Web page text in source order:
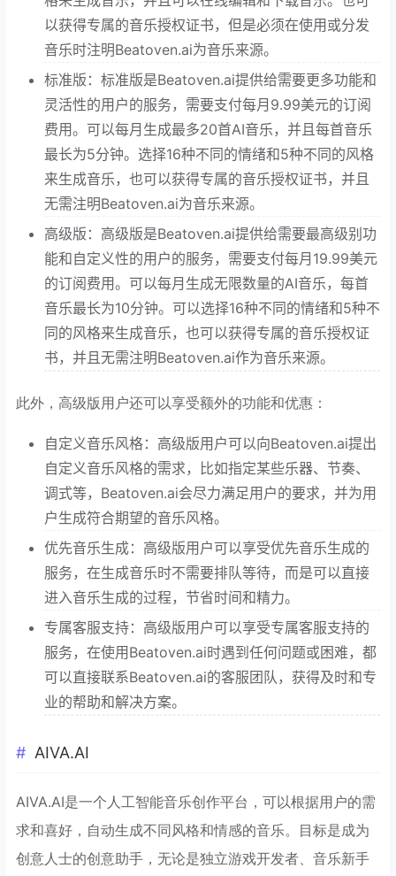
以获得专属的音乐授权证书，但是必须在使用或分发
音乐时注明Beatoven.ai为音乐来源。
标准版：标准版是Beatoven.ai提供给需要更多功能和
灵活性的用户的服务，需要支付每月9.99美元的订阅
费用。可以每月生成最多20首AI音乐，并且每首音乐
最长为5分钟。选择16种不同的情绪和5种不同的风格
来生成音乐，也可以获得专属的音乐授权证书，并且
无需注明Beatoven.ai为音乐来源。
高级版：高级版是Beatoven.ai提供给需要最高级别功
能和自定义性的用户的服务，需要支付每月19.99美元
的订阅费用。可以每月生成无限数量的AI音乐，每首
音乐最长为10分钟。可以选择16种不同的情绪和5种不
同的风格来生成音乐，也可以获得专属的音乐授权证
书，并且无需注明Beatoven.ai作为音乐来源。
此外，高级版用户还可以享受额外的功能和优惠：
自定义音乐风格：高级版用户可以向Beatoven.ai提出
自定义音乐风格的需求，比如指定某些乐器、节奏、
调式等，Beatoven.ai会尽力满足用户的要求，并为用
户生成符合期望的音乐风格。
优先音乐生成：高级版用户可以享受优先音乐生成的
服务，在生成音乐时不需要排队等待，而是可以直接
进入音乐生成的过程，节省时间和精力。
专属客服支持：高级版用户可以享受专属客服支持的
服务，在使用Beatoven.ai时遇到任何问题或困难，都
可以直接联系Beatoven.ai的客服团队，获得及时和专
业的帮助和解决方案。
AIVA.AI
AIVA.AI是一个人工智能音乐创作平台，可以根据用户的需
求和喜好，自动生成不同风格和情感的音乐。目标是成为
创意人士的创意助手，无论是独立游戏开发者、音乐新手